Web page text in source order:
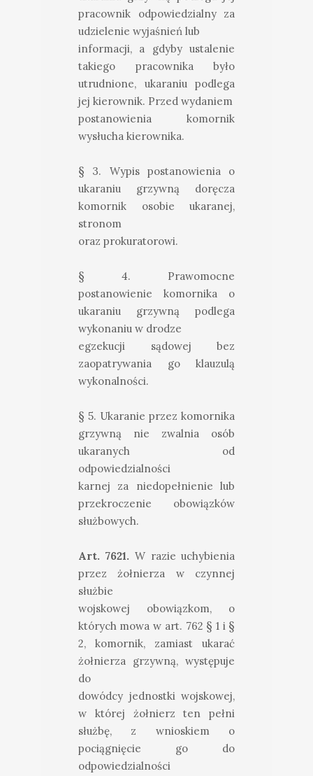
pracownik odpowiedzialny za
udzielenie wyjaśnień lub
informacji, a gdyby ustalenie
takiego pracownika było
utrudnione, ukaraniu podlega
jej kierownik. Przed wydaniem
postanowienia komornik
wysłucha kierownika.
§ 3. Wypis postanowienia o
ukaraniu grzywną doręcza
komornik osobie ukaranej,
stronom
oraz prokuratorowi.
§ 4. Prawomocne
postanowienie komornika o
ukaraniu grzywną podlega
wykonaniu w drodze
egzekucji sądowej bez
zaopatrywania go klauzulą
wykonalności.
§ 5. Ukaranie przez komornika
grzywną nie zwalnia osób
ukaranych od
odpowiedzialności
karnej za niedopełnienie lub
przekroczenie obowiązków
służbowych.
Art. 7621. W razie uchybienia
przez żołnierza w czynnej
służbie
wojskowej obowiązkom, o
których mowa w art. 762 § 1 i §
2, komornik, zamiast ukarać
żołnierza grzywną, występuje
do
dowódcy jednostki wojskowej,
w której żołnierz ten pełni
służbę, z wnioskiem o
pociągnięcie go do
odpowiedzialności